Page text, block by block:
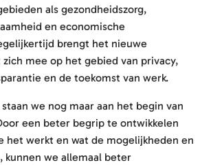
als gezondheidszorg,
en economische
brengt het nieuwe
mee op het gebied van privacy,
en de toekomst van werk.
we nog maar aan het begin van
een beter begrip te ontwikkelen
het werkt en wat de mogelijkheden en
kunnen we allemaal beter